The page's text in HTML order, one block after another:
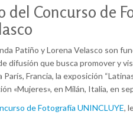
del Concurso de
Patiño y Lorena Velasco son
difusión que busca promover y
Francia, la exposición
«Mujeres», en Milán, Italia, en
de Fotografía UNINCLUYE,